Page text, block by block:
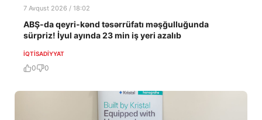
7 Avqust 2026 / 18:02
ABŞ-da qeyri-kənd təsərrüfatı məşğulluğunda
sürpriz! İyul ayında 23 min iş yeri azalıb
İQTISADIYYAT
0 0